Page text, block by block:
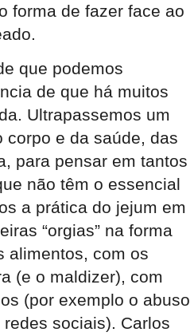
forma de fazer face ao
que podemos
de que há muitos
Ultrapassemos um
corpo e da saúde, das
para pensar em tantos
não têm o essencial
a prática do jejum em
“orgias” na forma
alimentos, com os
(e o maldizer), com
(por exemplo o abuso
sociais). Carlos